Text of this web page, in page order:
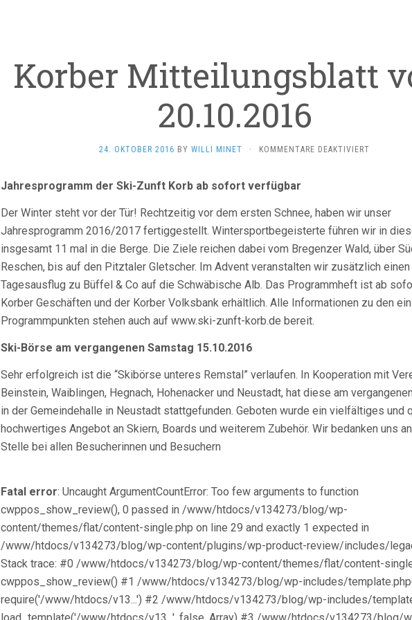
Korber Mitteilungsblatt
20.10.2016
24. OKTOBER 2016 BY WILLI MINET · KOMMENTARE DEAKTIVIERT
Jahresprogramm der Ski-Zunft Korb ab sofort verfügbar
Der Winter steht vor der Tür! Rechtzeitig vor dem ersten Schnee, haben wir unser
Jahresprogramm 2016/2017 fertiggestellt. Wintersportbegeisterte führen wir in
insgesamt 11 mal in die Berge. Die Ziele reichen dabei vom Bregenzer Wald, über
Reschen, bis auf den Pitztaler Gletscher. Im Advent veranstalten wir zusätzlich einen
Tagesausflug zu Büffel & Co auf die Schwäbische Alb. Das Programmheft ist ab
Korber Geschäften und der Korber Volksbank erhältlich. Alle Informationen zu den
Programmpunkten stehen auch auf www.ski-zunft-korb.de bereit.
Ski-Börse am vergangenen Samstag 15.10.2016
Sehr erfolgreich ist die “Skibörse unteres Remstal” verlaufen. In Kooperation mit
Beinstein, Waiblingen, Hegnach, Hohenacker und Neustadt, hat diese am
in der Gemeindehalle in Neustadt stattgefunden. Geboten wurde ein vielfältiges und
hochwertiges Angebot an Skiern, Boards und weiterem Zubehör. Wir bedanken uns
Stelle bei allen Besucherinnen und Besuchern
Fatal error: Uncaught ArgumentCountError: Too few arguments to function
cwppos_show_review(), 0 passed in /www/htdocs/v134273/blog/wp-
content/themes/flat/content-single.php on line 29 and exactly 1 expected in
/www/htdocs/v134273/blog/wp-content/plugins/wp-product-review/includes/
Stack trace: #0 /www/htdocs/v134273/blog/wp-content/themes/flat/content-
cwppos_show_review() #1 /www/htdocs/v134273/blog/wp-includes/
require('/www/htdocs/v13...') #2 /www/htdocs/v134273/blog/wp-includes/